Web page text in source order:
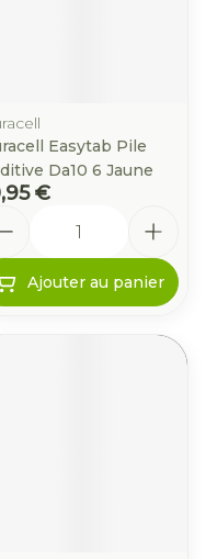
Easytab Pile
Da10 6 Jaune
€
Ajouter au panier